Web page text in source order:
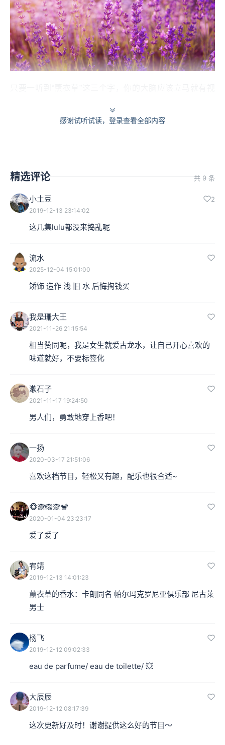
觉联想了吧？薰衣草的香气让人联想到干净清朗的阳光，
而干净清朗的阳光是每个人记忆里最幸福的气味之一。我
被夏日阳光的气味包裹着的感觉，那是记忆里最幸福的气
味之一。
薰衣草的历史与功用
薰衣草出现在人类的文明史超过了2500年以上，历史上任
何一本有关植物的书里，一定会提到薰衣草，记载它有关
煮食、医药与香水的功能。
比如，古埃及人会用薰衣草来制作木乃伊与调制香膏；而
香氛、制作香皂。古罗马人早已了解薰衣草的幸福气味，
入”或“洗涤”的意思——这也就是薰衣草的英文lavender的
感谢试听试读，登录查看全部内容
精选评论 共 9 条
小土豆 2
2019-12-13 23:14:02
这几集lulu都没来捣乱呢
流水
2025-12-04 15:01:00
矫饰 造作 浅 旧 水 后悔掏钱买
我是珊大王
2021-11-26 21:15:54
相当赞同呢，我是女生就爱古龙水，让自己开心喜欢的
味道就好，不要标签化
漱石子
2021-11-17 19:24:50
男人们，勇敢地穿上香吧！
一扬
2020-03-17 21:51:06
喜欢这档节目，轻松又有趣，配乐也很合适~
🐵🙈🙉🙊🐒
2020-01-04 23:23:17
爱了爱了
宥靖
2019-12-13 14:01:23
薰衣草的香水：卡朗同名 帕尔玛克罗尼亚俱乐部 尼古莱
男士
杨飞
2019-12-12 09:02:33
eau de parfume/ eau de toilette/ 💥
大辰辰
2019-12-12 08:17:39
这次更新好及时！谢谢提供这么好的节目～